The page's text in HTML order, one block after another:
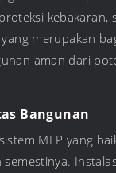
kebakaran,
merupakan
aman dari
Bangunan
MEP yang